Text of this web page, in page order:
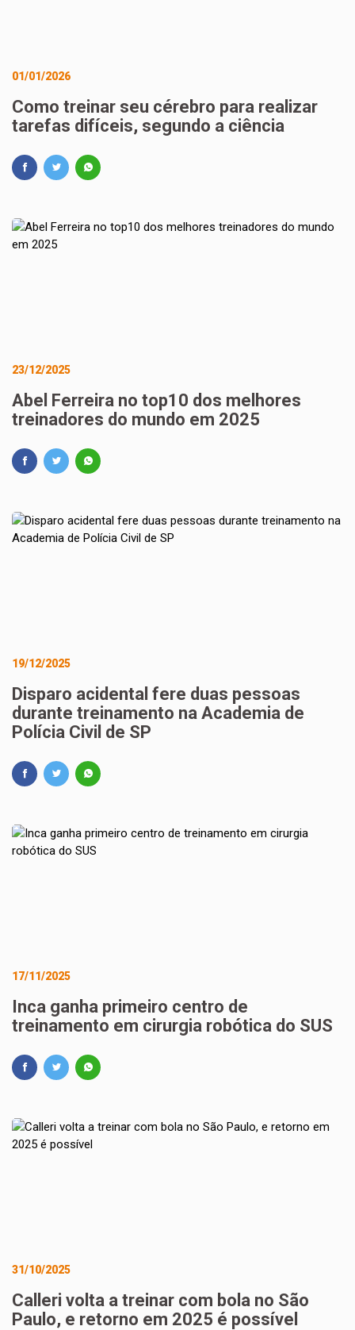
01/01/2026
Como treinar seu cérebro para realizar
tarefas difíceis, segundo a ciência
23/12/2025
Abel Ferreira no top10 dos melhores
treinadores do mundo em 2025
19/12/2025
Disparo acidental fere duas pessoas
durante treinamento na Academia de
Polícia Civil de SP
17/11/2025
Inca ganha primeiro centro de
treinamento em cirurgia robótica do SUS
31/10/2025
Calleri volta a treinar com bola no São
Paulo, e retorno em 2025 é possível